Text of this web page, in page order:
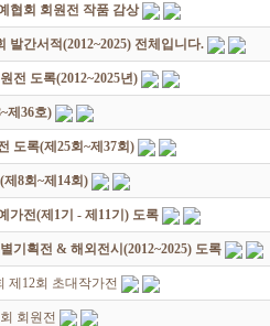
협회 회원전 작품 감상
발간서적(2012~2025) 전체입니다.
전 도록(2012~2025년)
제36호)
도록(제25회~제37회)
8회~제14회)
가전(제1기 - 제11기) 도록
기획전 & 해외전시(2012~2025) 도록
제12회 초대작가전
회원전